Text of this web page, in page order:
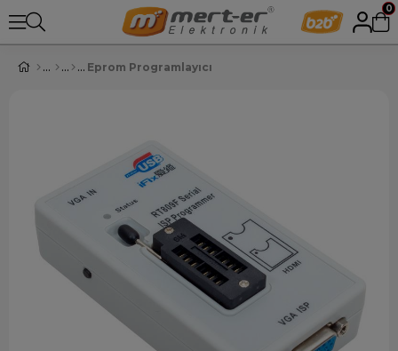
0
Eprom Programlayıcı